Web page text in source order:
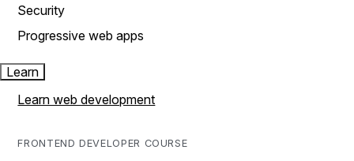
Security
Progressive web apps
Learn
Learn web development
FRONTEND DEVELOPER COURSE